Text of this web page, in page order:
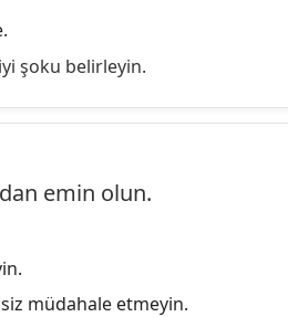
şoku belirleyin.
emin olun.
müdahale etmeyin.